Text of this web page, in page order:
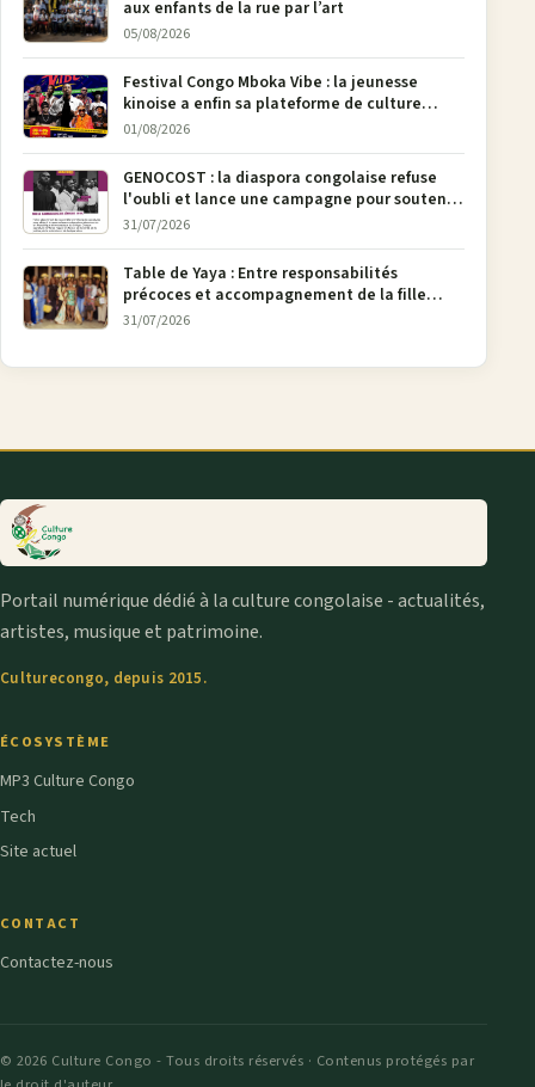
aux enfants de la rue par l’art
05/08/2026
Festival Congo Mboka Vibe : la jeunesse
kinoise a enfin sa plateforme de culture
urbaine
01/08/2026
GENOCOST : la diaspora congolaise refuse
l'oubli et lance une campagne pour soutenir
la pétition FONAREV depuis Bruxelles
31/07/2026
Table de Yaya : Entre responsabilités
précoces et accompagnement de la fille
aînée, la diaspora en débat
31/07/2026
Portail numérique dédié à la culture congolaise - actualités,
artistes, musique et patrimoine.
Culturecongo, depuis 2015.
ÉCOSYSTÈME
MP3 Culture Congo
Tech
Site actuel
CONTACT
Contactez-nous
© 2026 Culture Congo - Tous droits réservés · Contenus protégés par